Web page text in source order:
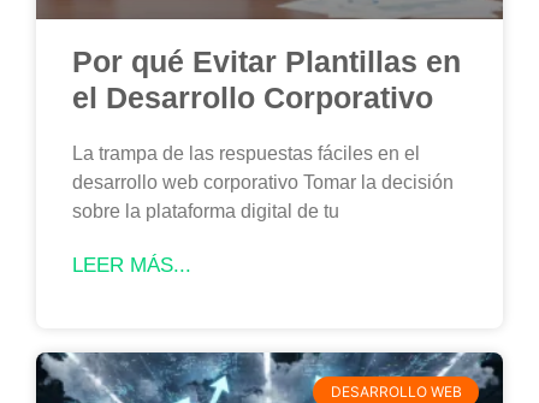
Por qué Evitar Plantillas en
el Desarrollo Corporativo
La trampa de las respuestas fáciles en el
desarrollo web corporativo Tomar la decisión
sobre la plataforma digital de tu
LEER MÁS...
DESARROLLO WEB